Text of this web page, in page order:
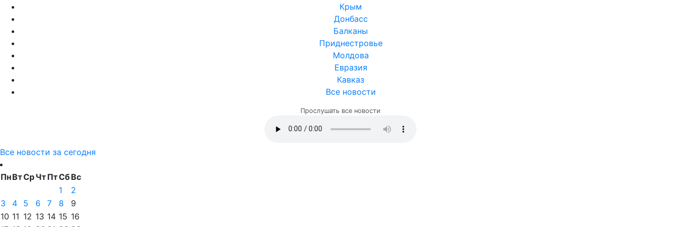
Крым
Донбасс
Балканы
Приднестровье
Молдова
Евразия
Кавказ
Все новости
Прослушать все новости
Все новости за сегодня
ПнВтСрЧтПтСбВс
1
2
3
4 5 6 7 8
9
10 11 12 13 14 15 16